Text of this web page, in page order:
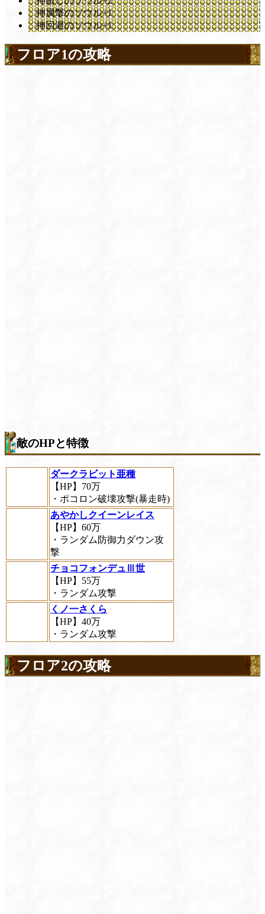
神属撃のソウル+1
神回避のソウル+1
フロア1の攻略
敵のHPと特徴
ダークラビット亜種
【HP】70万
・ポコロン破壊攻撃(暴走時)
あやかしクイーンレイス
【HP】60万
・ランダム防御力ダウン攻
撃
チョコフォンデュⅢ世
【HP】55万
・ランダム攻撃
くノ一さくら
【HP】40万
・ランダム攻撃
フロア2の攻略